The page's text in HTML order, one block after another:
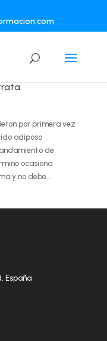
por primera vez
adiposo
de
ocasiona
y no debe...
España